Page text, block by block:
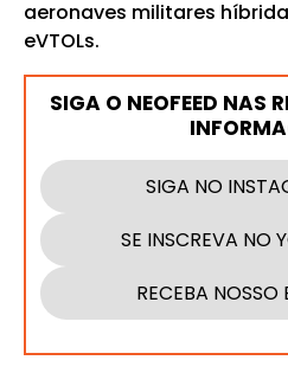
aeronaves militares
eVTOLs.
SIGA O NEOFEED NAS
SIGA NO
SE INSCREVA NO
RECEBA NOSSO